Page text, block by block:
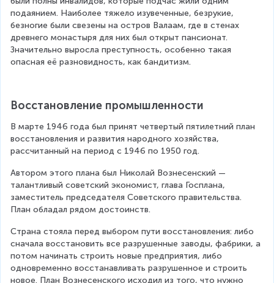
подаянием. Наиболее тяжело изувеченные, безрукие,
безногие были свезены на остров Валаам, где в стенах
древнего монастыря для них был открыт пансионат.
Значительно выросла преступность, особенно такая
опасная её разновидность, как бандитизм.
Восстановление промышленности
В марте 1946 года был принят четвертый пятилетний план
восстановления и развития народного хозяйства,
рассчитанный на период с 1946 по 1950 год.
Автором этого плана был Николай Вознесенский —
талантливый советский экономист, глава Госплана,
заместитель председателя Советского правительства.
План обладал рядом достоинств.
Страна стояла перед выбором пути восстановления: либо
сначала восстановить все разрушенные заводы, фабрики, а
потом начинать строить новые предприятия, либо
одновременно восстанавливать разрушенное и строить
новое. План Вознесенского исходил из того, что нужно